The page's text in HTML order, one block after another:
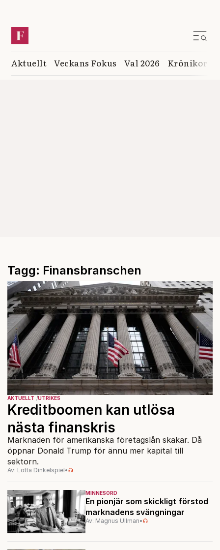
Aktuellt Veckans Fokus Val 2026 Krönikor
Tagg: Finansbranschen
MINNESORD
En pionjär som skickligt förstod
marknadens svängningar
Av: Magnus Ullman•
AKTUELLT UTRIKES
Kreditboomen kan utlösa
nästa finanskris
Marknaden för amerikanska företagslån skakar. Då
öppnar Donald Trump för ännu mer kapital till
sektorn.
Av: Lotta Dinkelspiel•